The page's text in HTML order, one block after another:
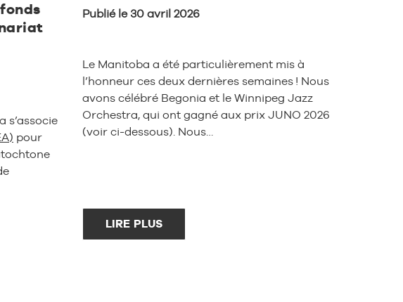
s’associe
pour
Publié le 30 avril 2026
Le Manitoba a été particulièrement mis à
l’honneur ces deux dernières semaines ! Nous
avons célébré Begonia et le Winnipeg Jazz
Orchestra, qui ont gagné aux prix JUNO 2026
(voir ci-dessous). Nous…
LIRE PLUS